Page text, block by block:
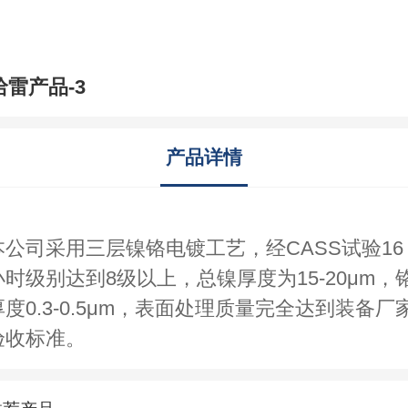
雷产品-3
产品详情
公司采用三层镍铬电镀工艺，经CASS试验16
时级别达到8级以上，总镍厚度为15-20μm，
度0.3-0.5μm，表面处理质量完全达到装备厂
标准。